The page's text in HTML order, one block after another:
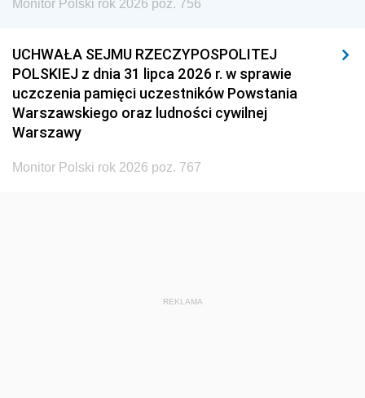
Monitor Polski rok 2026 poz. 756
UCHWAŁA SEJMU RZECZYPOSPOLITEJ
POLSKIEJ z dnia 31 lipca 2026 r. w sprawie
uczczenia pamięci uczestników Powstania
Warszawskiego oraz ludności cywilnej
Warszawy
Monitor Polski rok 2026 poz. 767
REKLAMA